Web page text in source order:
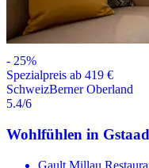
- 25%
Spezialpreis ab 419 €
SchweizBerner Oberland
5.4/6
Wohlfühlen in Gstaad
Gault Millau